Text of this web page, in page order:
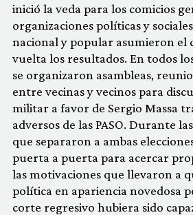
inició la veda para los comicios
organizaciones políticas y
nacional y popular asumieron el
vuelta los resultados. En todos
se organizaron asambleas,
entre vecinas y vecinos para
militar a favor de Sergio Massa
adversos de las PASO. Durante
que separaron a ambas
puerta a puerta para acercar
las motivaciones que llevaron a
política en apariencia novedosa
corte regresivo hubiera sido